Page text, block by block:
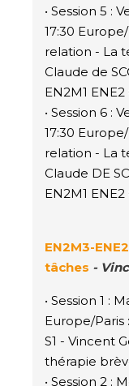
• Session 5 :
17:30
relation - La
Claude de
EN2M1
• Session 6 :
17:30
relation - La
Claude DE
EN2M1
EN2M3-
tâches -
• Session 1 :
Europe/Paris
S1 - Vincent
thérapie
• Session 2 :